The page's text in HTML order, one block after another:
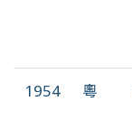
1954 粵